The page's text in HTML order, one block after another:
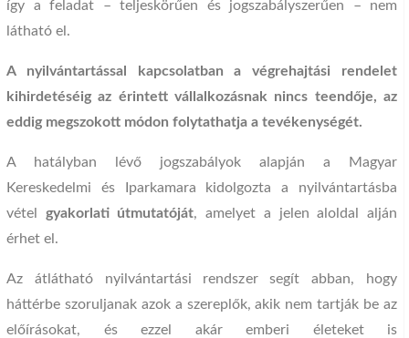
így a feladat – teljeskörűen és jogszabályszerűen – nem
látható el.
A nyilvántartással kapcsolatban a végrehajtási rendelet
kihirdetéséig az érintett vállalkozásnak nincs teendője, az
eddig megszokott módon folytathatja a tevékenységét.
A hatályban lévő jogszabályok alapján a Magyar
Kereskedelmi és Iparkamara kidolgozta a nyilvántartásba
vétel gyakorlati útmutatóját, amelyet a jelen aloldal alján
érhet el.
Az átlátható nyilvántartási rendszer segít abban, hogy
háttérbe szoruljanak azok a szereplők, akik nem tartják be az
előírásokat, és ezzel akár emberi életeket is